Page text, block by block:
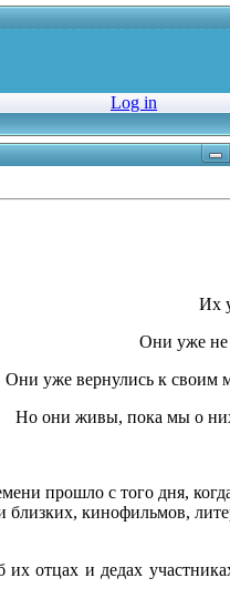
Log in
Их
Они уже
Они уже вернулись к своим
Но они живы, пока мы о
прошло с того дня,
кинофильмов,
отцах и дедах